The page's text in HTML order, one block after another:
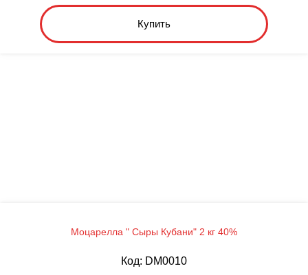
Купить
Моцарелла " Сыры Кубани" 2 кг 40%
Код: DM0010